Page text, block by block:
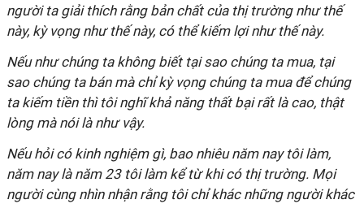
người ta giải thích rằng bản chất của thị trường như thế
này, kỳ vọng như thế này, có thể kiếm lợi như thế này.
Nếu như chúng ta không biết tại sao chúng ta mua, tại
sao chúng ta bán mà chỉ kỳ vọng chúng ta mua để chúng
ta kiếm tiền thì tôi nghĩ khả năng thất bại rất là cao, thật
lòng mà nói là như vậy.
Nếu hỏi có kinh nghiệm gì, bao nhiêu năm nay tôi làm,
năm nay là năm 23 tôi làm kể từ khi có thị trường. Mọi
người cùng nhìn nhận rằng tôi chỉ khác những người khác